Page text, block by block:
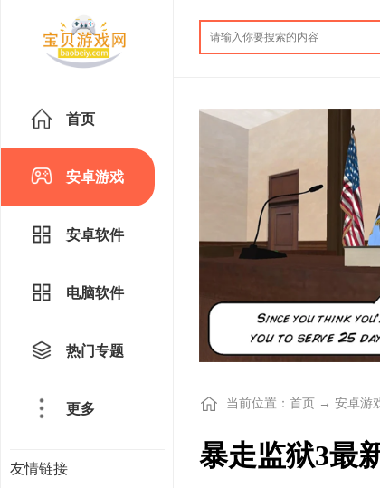
首页
安卓游戏
安卓软件
电脑软件
热门专题
更多
友情链接
当前位置： 首页 → 安卓游
暴走监狱3最